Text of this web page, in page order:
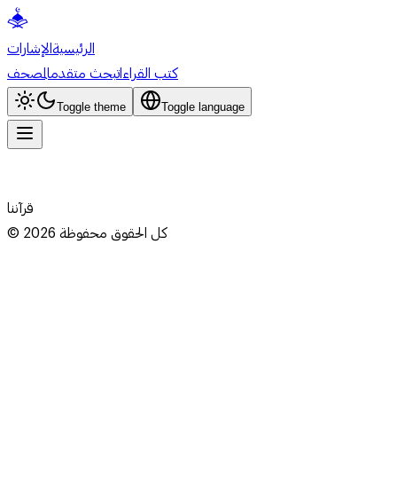
الرئيسيةالإشارات
كتب القراءاتبحث متقدمالمصحف
Toggle theme Toggle language
قرآننا
© 2026كل الحقوق محفوظة